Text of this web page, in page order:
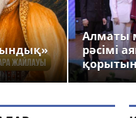
Алматы
рәсімі